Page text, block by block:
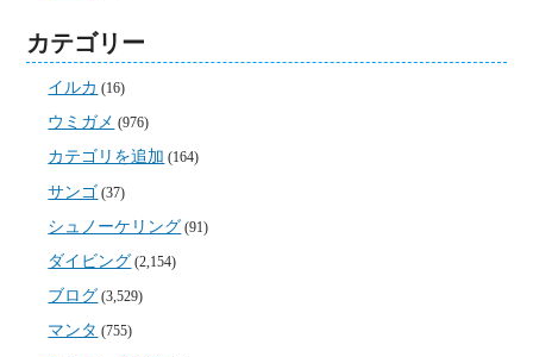
カテゴリー
イルカ (16)
ウミガメ (976)
カテゴリを追加 (164)
サンゴ (37)
シュノーケリング (91)
ダイビング (2,154)
ブログ (3,529)
マンタ (755)